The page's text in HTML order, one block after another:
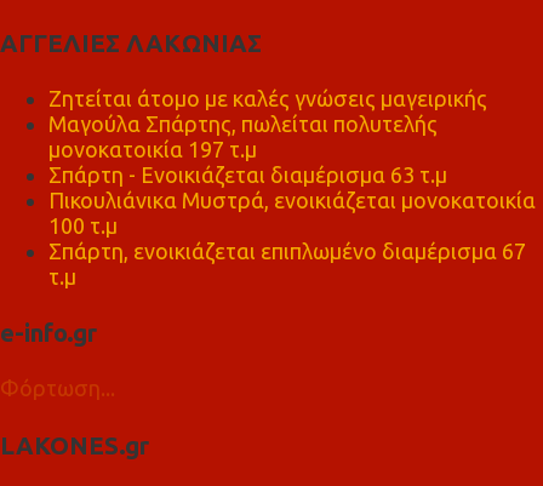
ΑΓΓΕΛΙΕΣ ΛΑΚΩΝΙΑΣ
Ζητείται άτομο με καλές γνώσεις μαγειρικής
Μαγούλα Σπάρτης, πωλείται πολυτελής
μονοκατοικία 197 τ.μ
Σπάρτη - Ενοικιάζεται διαμέρισμα 63 τ.μ
Πικουλιάνικα Μυστρά, ενοικιάζεται μονοκατοικία
100 τ.μ
Σπάρτη, ενοικιάζεται επιπλωμένο διαμέρισμα 67
τ.μ
e-info.gr
Φόρτωση...
LAKONES.gr